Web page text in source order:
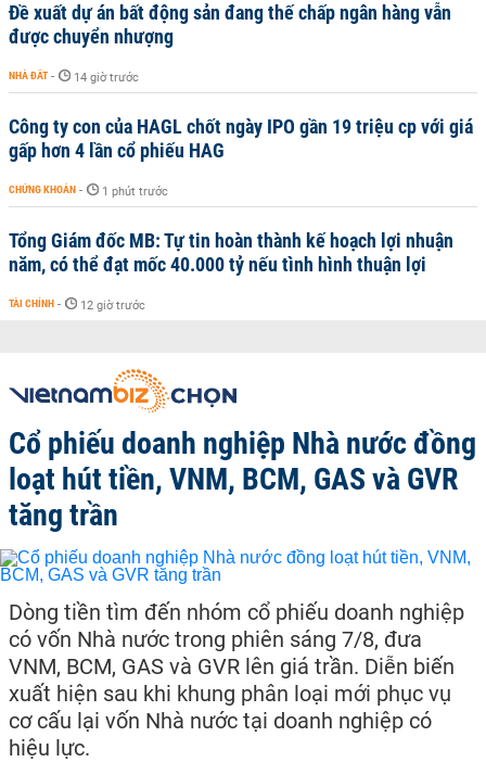
Đề xuất dự án bất động sản đang thế chấp ngân hàng vẫn
được chuyển nhượng
NHÀ ĐẤT - 14 giờ trước
Công ty con của HAGL chốt ngày IPO gần 19 triệu cp với giá
gấp hơn 4 lần cổ phiếu HAG
CHỨNG KHOÁN - 1 phút trước
Tổng Giám đốc MB: Tự tin hoàn thành kế hoạch lợi nhuận
năm, có thể đạt mốc 40.000 tỷ nếu tình hình thuận lợi
TÀI CHÍNH - 12 giờ trước
Cổ phiếu doanh nghiệp Nhà nước đồng
loạt hút tiền, VNM, BCM, GAS và GVR
tăng trần
Dòng tiền tìm đến nhóm cổ phiếu doanh nghiệp
có vốn Nhà nước trong phiên sáng 7/8, đưa
VNM, BCM, GAS và GVR lên giá trần. Diễn biến
xuất hiện sau khi khung phân loại mới phục vụ
cơ cấu lại vốn Nhà nước tại doanh nghiệp có
hiệu lực.